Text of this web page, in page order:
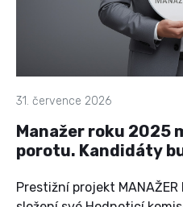
31. července 2026
Manažer roku 2025
porotu. Kandidáty
managementu
Prestižní projekt